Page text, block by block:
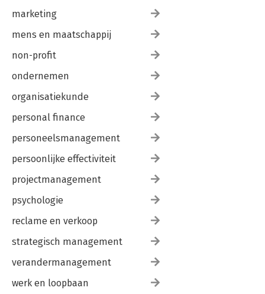
marketing
mens en maatschappij
non-profit
ondernemen
organisatiekunde
personal finance
personeelsmanagement
persoonlijke effectiviteit
projectmanagement
psychologie
reclame en verkoop
strategisch management
verandermanagement
werk en loopbaan